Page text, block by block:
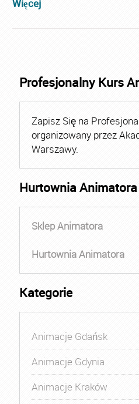
Więcej
Profesjonalny Kurs
Zapisz Się na
organizowany przez
Warszawy.
Hurtownia Animatora
Sklep Animatora
Hurtownia Animatora
Kategorie
Animacje Gdańsk
Animacje Gdynia
Animacje Kraków